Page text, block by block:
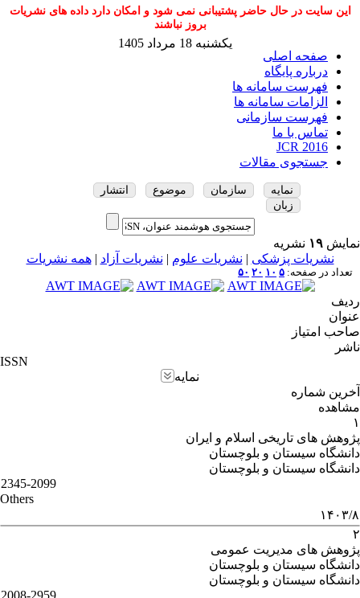
این سایت در حال حاضر پشتیبانی نمی شود و امکان دارد داده های نشریات
بروز نباشند
صفحه اصلی
درباره پایگاه
فهرست سامانه ها
الزامات سامانه ها
فهرست سازمانی
تماس با ما
JCR 2016
جستجوی مقالات
یکشنبه 18 مرداد 1405
نمایه سازمان موضوع
انتشار
زبان
نمایش ۱۹ نشریه
نشریات پزشکی | نشریات علوم | نشریات آزاد |همه نشریات
تعداد در صفحه: ۵ ۱۰ ۲۰ ۵۰
ردیف
عنوان
صاحب امتیاز
ناشر
ISSN
نمایه
آخرین شماره
مشاهده
۱
پژوهش های تاریخی اسلام و ایران
دانشگاه سیستان و بلوچستان
دانشگاه سیستان و بلوچستان
2345-2099
Others
۱۴۰۳/۸
۲
پژوهش های مدیریت عمومی
دانشگاه سیستان و بلوچستان
دانشگاه سیستان و بلوچستان
2008-2959